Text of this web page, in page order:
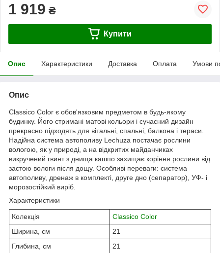
1 919 ₴
Купити
Опис Характеристики Доставка Оплата Умови
Опис
Classico Color є обов'язковим предметом в будь-якому
будинку. Його стримані матові кольори і сучасний дизайн
прекрасно підходять для вітальні, спальні, балкона і тераси.
Надійна система автополиву Lechuza постачає рослини
вологою, як у природі, а на відкритих майданчиках
викручений гвинт з днища кашпо захищає коріння рослини від
застою вологи після дощу. Особливі переваги: ​​система
автополиву, дренаж в комплекті, друге дно (сепаратор), УФ- і
морозостійкий виріб.
Характеристики
Колекція
Classico Color
Ширина, см
21
Глибина, см
21